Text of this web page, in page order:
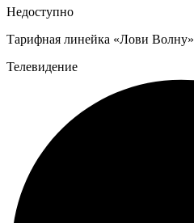
Недоступно
Тарифная линейка «Лови Волну»
Телевидение